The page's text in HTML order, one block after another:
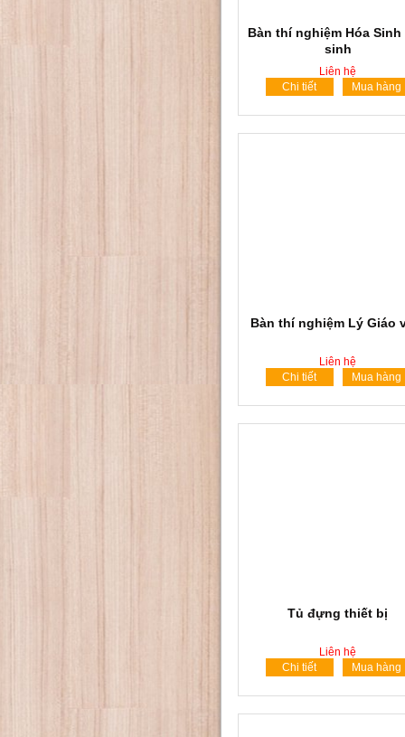
Bàn thí nghiệm Hóa Sinh
sinh
Liên hệ
Chi tiết
Mua hàng
Bàn thí nghiệm Lý Giáo
Liên hệ
Chi tiết
Mua hàng
Tủ đựng thiết bị
Liên hệ
Chi tiết
Mua hàng